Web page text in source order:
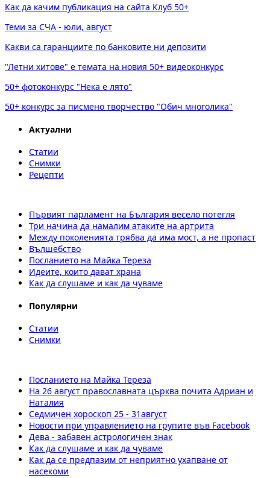
Как да качим публикация на сайта Клуб 50+
Теми за СЧА - юли, август
Какви са гаранциите по банковите ни депозити
"Летни хитове" е темата на новия 50+ видеоконкурс
50+ фотоконкурс "Нека е лято"
50+ конкурс за писмено творчество "Обич многолика"
Актуални
Статии
Снимки
Рецепти
Първият парламент на България весело потегля
Три начина да намалим атаките на артрита
Между поколенията трябва да има мост, а не пропаст
Вълшебство
Посланието на Майка Тереза
Идеите, които дават храна
Как да слушаме и как да чуваме
Популярни
Статии
Снимки
Посланието на Майка Тереза
На 26 август православната църква почита Адриан и
Наталия
Седмичен хороскоп 25 - 31август
Новости при управлението на групите във Facebook
Дева - забавен астрологичен знак
Как да слушаме и как да чуваме
Как да се предпазим от неприятно ухапване от
насекоми